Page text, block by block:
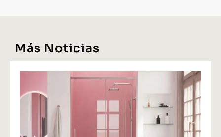
Más Noticias